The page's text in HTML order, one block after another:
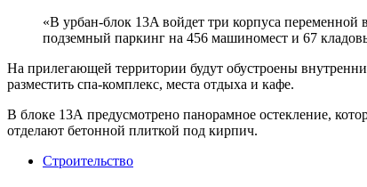
«В урбан-блок 13A войдет три корпуса переменной
подземный паркинг на 456 машиномест и 67
На прилегающей территории будут обустроены
разместить спа-комплекс, места отдыха и кафе.
В блоке 13А предусмотрено панорамное остекление,
отделают бетонной плиткой под кирпич.
Строительство